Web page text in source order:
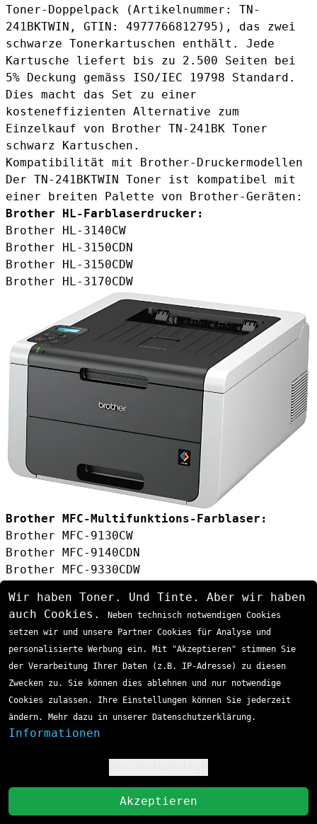
Toner-Doppelpack (Artikelnummer: TN-
241BKTWIN, GTIN: 4977766812795), das zwei
schwarze Tonerkartuschen enthält. Jede
Kartusche liefert bis zu 2.500 Seiten bei
5% Deckung gemäss ISO/IEC 19798 Standard.
Dies macht das Set zu einer
kosteneffizienten Alternative zum
Einzelkauf von Brother TN-241BK Toner
schwarz Kartuschen.
Kompatibilität mit Brother-Druckermodellen
Der TN-241BKTWIN Toner ist kompatibel mit
einer breiten Palette von Brother-Geräten:
Brother HL-Farblaserdrucker:
Brother HL-3140CW
Brother HL-3150CDN
Brother HL-3150CDW
Brother HL-3170CDW
Brother MFC-Multifunktions-Farblaser:
Brother MFC-9130CW
Brother MFC-9140CDN
Brother MFC-9330CDW
Brother MFC-9340CDW
Brother DCP-Multifunktions-Farblaser:
Brother DCP-9015CDW
Brother DCP-9020CDW
Vorteile des TN-241BKTWIN Doppelpacks
Wirtschaftlichkeit und Kosteneffizienz
Das Doppelpack bietet erhebliche
Kostenvorteile gegenüber dem Einzelkauf.
Nutzer sparen nicht nur beim
Anschaffungspreis, sondern reduzieren auch
die Häufigkeit von Nachbestellungen. Mit
insgesamt 5.000 Seiten Druckleistung eignet
sich das Set besonders für:
Wir haben Toner. Und Tinte. Aber wir haben
auch Cookies.
Neben technisch notwendigen Cookies
setzen wir und unsere Partner Cookies für Analyse und
personalisierte Werbung ein. Mit "Akzeptieren" stimmen Sie
der Verarbeitung Ihrer Daten (z.B. IP-Adresse) zu diesen
Zwecken zu. Sie können dies ablehnen und nur notwendige
Cookies zulassen. Ihre Einstellungen können Sie jederzeit
ändern. Mehr dazu in unserer Datenschutzerklärung.
Informationen
Akzeptieren